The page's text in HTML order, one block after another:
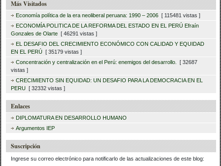
Más Visitados
Economía política de la era neoliberal peruana: 1990 – 2006 [ 115481 vistas ]
ECONOMÍA POLITICA DE LA REFORMA DEL ESTADO EN EL PERÚ Efraín
Gonzales de Olarte [ 46291 vistas ]
EL DESAFIO DEL CRECIMIENTO ECONÓMICO CON CALIDAD Y EQUIDAD
EN EL PERÚ [ 35179 vistas ]
Concentración y centralización en el Perú: enemigos del desarrollo.
[ 32687
vistas ]
CRECIMIENTO SIN EQUIDAD: UN DESAFIO PARA LA DEMOCRACIA EN EL
PERU [ 32332 vistas ]
Enlaces
DIPLOMATURA EN DESARROLLO HUMANO
Argumentos IEP
Suscripción
Ingrese su correo electrónico para notificarlo de las actualizaciones de este blog: